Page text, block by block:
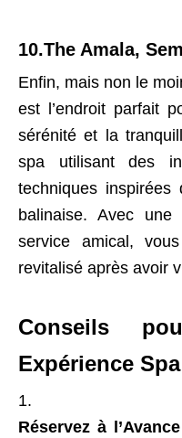
10.The Amala,
Enfin, mais non le
est l’endroit parfait
sérénité et la
spa utilisant des
techniques
balinaise. Avec
service amical,
revitalisé après avoir
Conseils
Expérience
Réservez à l’Avance